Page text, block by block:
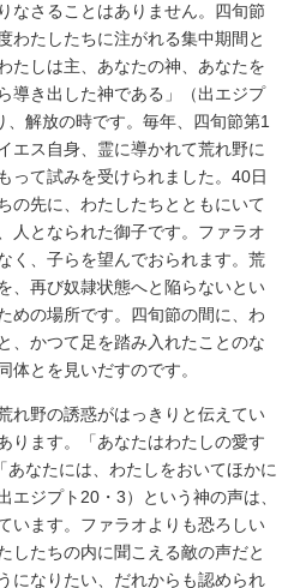
なさることはありません。四旬節
わたしたちに注がれる集中期間と
たしは主、あなたの神、あなたを
導き出した神である」（出エジプ
、解放の時です。毎年、四旬節第1
エス自身、霊に導かれて荒れ野に
って試みを受けられました。40日
の先に、わたしたちとともにいて
人となられた御子です。ファラオ
く、子らを望んでおられます。荒
、再び奴隷状態へと陥らないとい
めの場所です。四旬節の間に、わ
、かつて足を踏み入れたことのな
体とを見いだすのです。
れ野の誘惑がはっきりと伝えてい
ります。「あなたはわたしの愛す
あなたには、わたしをおいてほかに
エジプト20・3）という神の声は、
います。ファラオよりも恐ろしい
したちの内に聞こえる敵の声だと
になりたい、だれからも認められ